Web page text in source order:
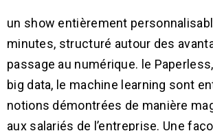
un show entièrement
minutes, structuré autour des
passage au numérique. le
big data, le machine learning sont
notions démontrées de manière
aux salariés de l’entreprise. Une